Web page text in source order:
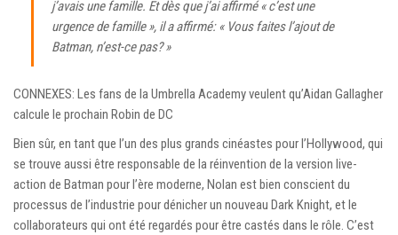
j’avais une famille. Et dès que j’ai affirmé « c’est une
urgence de famille », il a affirmé: « Vous faites l’ajout de
Batman, n’est-ce pas? »
CONNEXES: Les fans de la Umbrella Academy veulent qu’Aidan Gallagher
calcule le prochain Robin de DC
Bien sûr, en tant que l’un des plus grands cinéastes pour l’Hollywood, qui
se trouve aussi être responsable de la réinvention de la version live-
action de Batman pour l’ère moderne, Nolan est bien conscient du
processus de l’industrie pour dénicher un nouveau Dark Knight, et le
collaborateurs qui ont été regardés pour être castés dans le rôle. C’est